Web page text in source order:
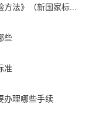
方法》（新国家标...
些
准
办理哪些手续